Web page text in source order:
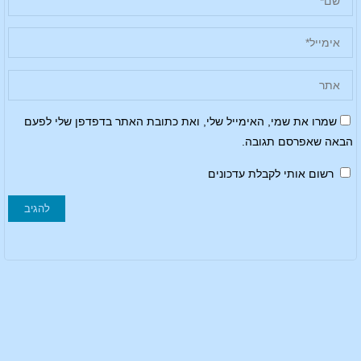
שמרו את שמי, האימייל שלי, ואת כתובת האתר בדפדפן שלי לפעם
הבאה שאפרסם תגובה.
רשום אותי לקבלת עדכונים